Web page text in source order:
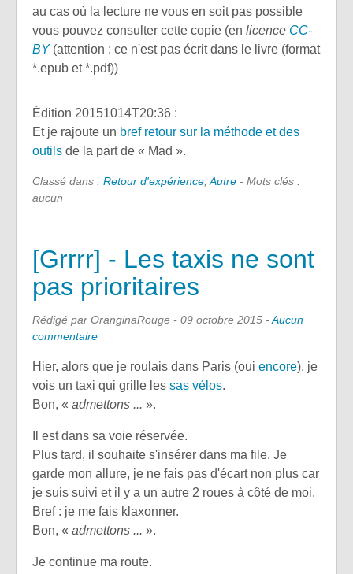
au cas où la lecture ne vous en soit pas possible
vous pouvez consulter cette copie (en licence CC-
BY(attention : ce n'est pas écrit dans le livre (format
*.epub et *.pdf))
Édition 20151014T20:36 :
Et je rajoute un bref retour sur la méthode et des
outils de la part de « Mad ».
Classé dans : Retour d'expérience Autre - Mots clés :
aucun
[Grrrr] - Les taxis ne sont
pas prioritaires
Rédigé par OranginaRouge - 09 octobre 2015 -Aucun
commentaire
Hier, alors que je roulais dans Paris (oui encore), je
vois un taxi qui grille les sas vélos.
Bon, « admettons ... ».
Il est dans sa voie réservée.
Plus tard, il souhaite s'insérer dans ma file. Je
garde mon allure, je ne fais pas d'écart non plus car
je suis suivi et il y a un autre 2 roues à côté de moi.
Bref : je me fais klaxonner.
Bon, « admettons ... ».
Je continue ma route.